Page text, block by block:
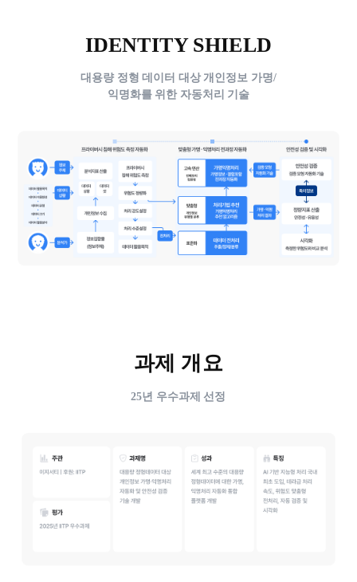
IDENTITY SHIELD
대용량 정형 데이터 대상 개인정보 가명/
익명화를 위한 자동처리 기술
과제 개요
25년 우수과제 선정